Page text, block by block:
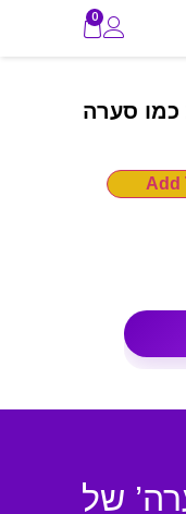
0
כמו סערה
Add
של